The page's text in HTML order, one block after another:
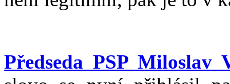
Předseda PSP Miloslav